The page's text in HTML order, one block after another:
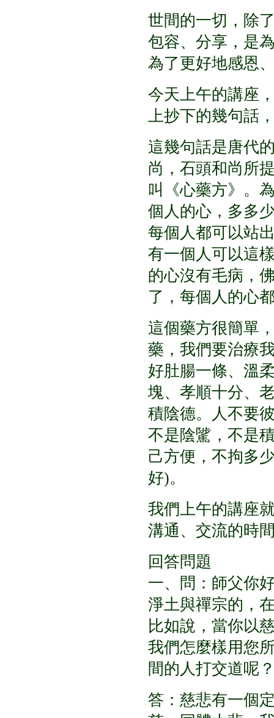
世間的一切，除
包容、分享，是
為了更好地感恩
今天上午的講座
上抄下的幾句話
這幾句話是唐代
尚，石頭和尚所
叫《心藥方》。
個人的心，多多
每個人都可以站
有一個人可以這
的心沒有毛病，
了，每個人的心
這個藥方很簡單
藥，我們要治療
好肚腸一條、溫
塊、孝順十分、
積陰德。人不要
不是陰騭，不是
己方便，不拘多
好)。
我們上午的講座
溝通、交流的時
回答問題
一、問：師父你
淨土與禪宗的，
比如說，當你以
我們怎麼樣用您
間的人打交道呢
答：慈悲有一個